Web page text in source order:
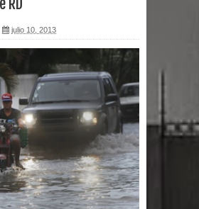
un delicado problema cardíaco
a unirse para sacar al
del Gobierno
detenidos tras detectarse una
estafa contra el
de Santiago
RD
julio 10, 2013